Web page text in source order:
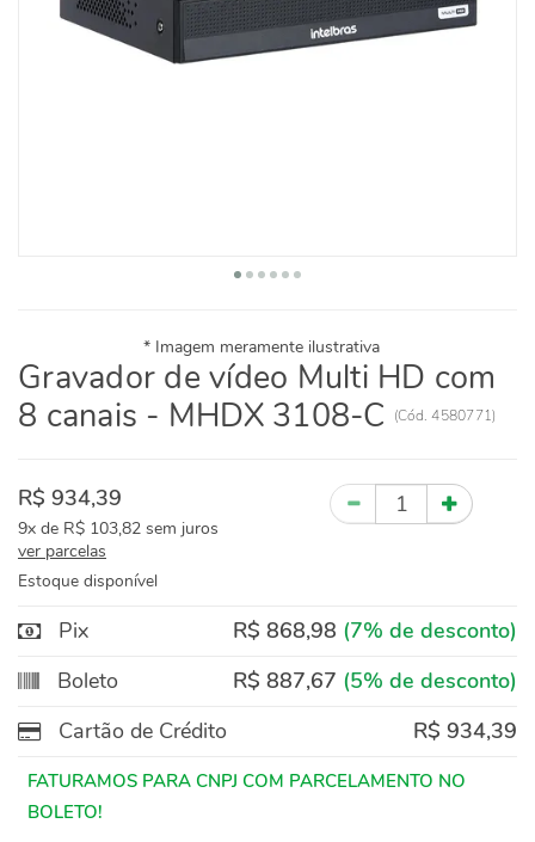
Gravador de vídeo Multi HD com
8 canais - MHDX 3108-C
(Cód.4580771)
R$ 934,39
9x de R$ 103,82 sem juros
ver parcelas
Estoque disponível
Quantidade
Pix R$ 868,98 (7% de desconto)
Boleto
R$ 887,67 (5% de desconto)
Cartão de Crédito
R$ 934,39